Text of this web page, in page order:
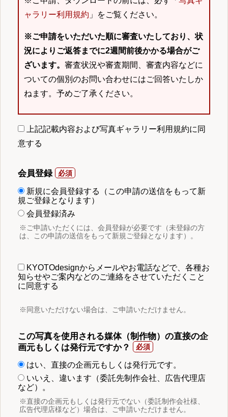
ャラリー利用規約 」をご覧ください。
※ご申請をいただいた順に審査いたしており、状
況によりご返答までに2週間前後かかる場合がご
ざいます。 審査状況や審査期間、審査内容などに
ついての個別のお問い合わせにはご回答いたしか
ねます。予めご了承ください。
上記記載内容および写真ギャラリー利用規約に同
意する
会員登録
新規に会員登録する（この申請の送信をもって新
規ご登録となります）
会員登録済み
※ご申請いただくには、会員登録が必要です（未登録の方
は、この申請の送信をもって新規ご登録となります）。
KYOTOdesignからメールやお電話などで、各種お
知らせやご案内などのご連絡をさせていただくこと
に同意する
※同意いただけない場合は、ご申請いただけません。
この写真を使用される媒体（制作物）の直接の企
画元もしくは発行元ですか？
はい、直接の企画元もしくは発行元です。
いいえ、違います（委託先制作会社、広告代理店
など）。
※直接の企画元もしくは発行元でない（委託制作会社様、
広告代理店様など）場合は、ご申請いただけません。